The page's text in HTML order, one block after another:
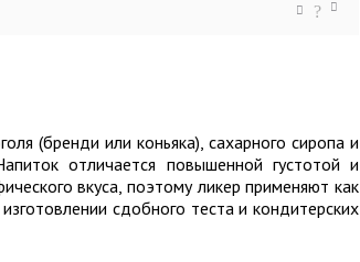
?
(бренди или коньяка), сахарного сиропа и
отличается повышенной густотой и
вкуса, поэтому ликер применяют как
сдобного теста и кондитерских